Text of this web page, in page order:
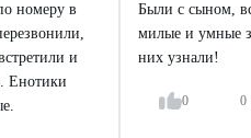
номеру в
и
Енотики
Были с сыном,
милые и умные
них узнали!
0 0